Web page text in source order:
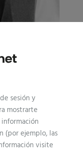
sesión y
mostrarte
(por ejemplo, las
visite